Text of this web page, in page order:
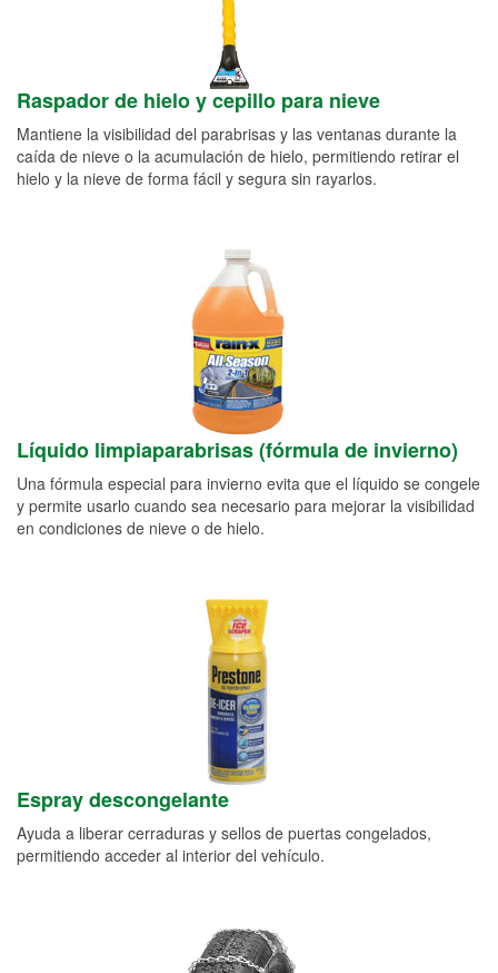
Raspador de hielo y cepillo para nieve
Mantiene la visibilidad del parabrisas y las ventanas durante la
caída de nieve o la acumulación de hielo, permitiendo retirar el
hielo y la nieve de forma fácil y segura sin rayarlos.
Líquido limpiaparabrisas (fórmula de invierno)
Una fórmula especial para invierno evita que el líquido se congele
y permite usarlo cuando sea necesario para mejorar la visibilidad
en condiciones de nieve o de hielo.
Espray descongelante
Ayuda a liberar cerraduras y sellos de puertas congelados,
permitiendo acceder al interior del vehículo.